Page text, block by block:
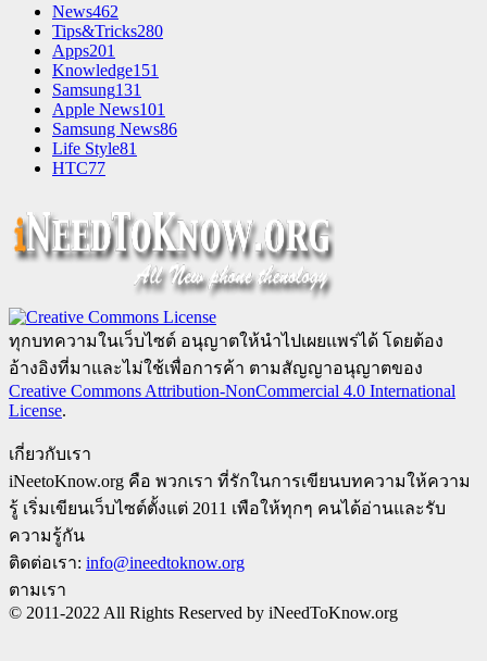
News462
Tips&Tricks280
Apps201
Knowledge151
Samsung131
Apple News101
Samsung News86
Life Style81
HTC77
ทุกบทความในเว็บไซต์ อนุญาตให้นำไปเผยแพร่ได้ โดยต้อง
อ้างอิงที่มาและไม่ใช้เพื่อการค้า ตามสัญญาอนุญาตของ
Creative Commons Attribution-NonCommercial 4.0 International
License.
เกี่ยวกับเรา
iNeetoKnow.org คือ พวกเรา ที่รักในการเขียนบทความให้ความ
รู้ เริ่มเขียนเว็บไซต์ตั้งแต่ 2011 เพือให้ทุกๆ คนได้อ่านและรับ
ความรู้กัน
ติดต่อเรา: info@ineedtoknow.org
ตามเรา
© 2011-2022 All Rights Reserved by iNeedToKnow.org